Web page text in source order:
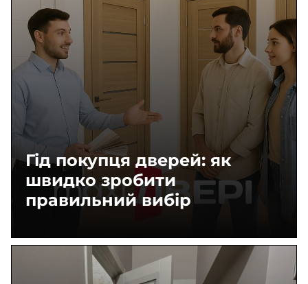
Гід покупця дверей: як
швидко зробити
правильний вибір